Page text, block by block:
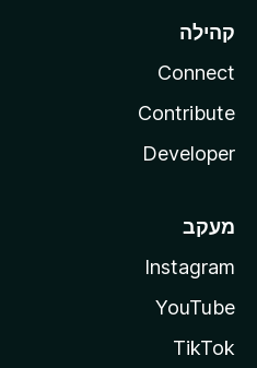
קהילה
Connect
Contribute
Developer
מעקב
Instagram
YouTube
TikTok